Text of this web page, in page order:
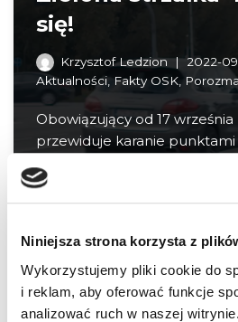
Niniejsza strona korzysta z
Wykorzystujemy pliki cookie do
i reklam, aby oferować funkcje
analizować ruch w naszej
się!
Krzysztof Ledzion
2022-
Aktualności, Fakty OSK
Obowiązujący od 17
przewiduje karanie punktami
sygnalizatorem…